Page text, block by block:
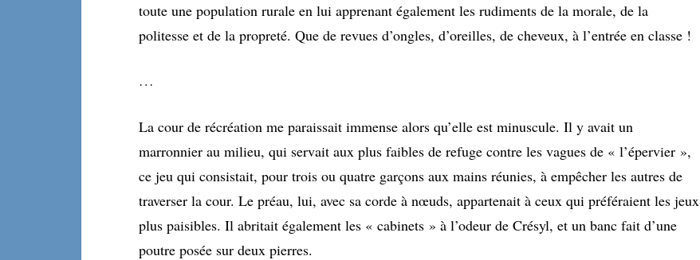
toute une population rurale en lui apprenant également les rudiments de la morale, de la
politesse et de la propreté. Que de revues d’ongles, d’oreilles, de cheveux, à l’entrée en classe !
…
La cour de récréation me paraissait immense alors qu’elle est minuscule. Il y avait un
marronnier au milieu, qui servait aux plus faibles de refuge contre les vagues de « l’épervier »,
ce jeu qui consistait, pour trois ou quatre garçons aux mains réunies, à empêcher les autres de
traverser la cour. Le préau, lui, avec sa corde à nœuds, appartenait à ceux qui préféraient les jeux
plus paisibles. Il abritait également les « cabinets » à l’odeur de Crésyl, et un banc fait d’une
poutre posée sur deux pierres.